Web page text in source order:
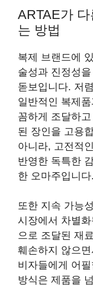
ARTAE가
는 방법
복제 브랜드에
술성과 진정성
돋보입니다. 저
일반적인 복제
꼼하게 조달하
된 장인을 고용
아니라, 고전적
반영한 독특한
한 오마주입니다.
또한 지속 가능
시장에서 차별
으로 조달된 재
훼손하지 않으
비자들에게 어
방식은 제품을